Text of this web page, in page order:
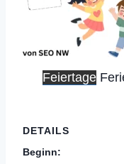
Feiertage
DETAILS
Beginn: